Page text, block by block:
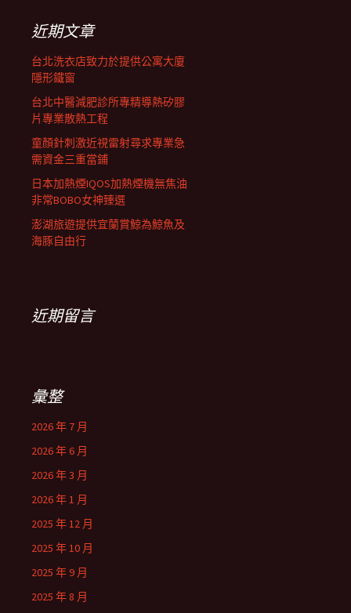
近期文章
台北洗衣店致力於提供公寓大廈
隱形鐵窗
台北中醫減肥診所專精導熱矽膠
片專業散熱工程
童顏針刺激近視雷射尋求專業急
需資金三重當鋪
日本加熱煙IQOS加熱煙機無焦油
非常BOBO女神臻選
澎湖旅遊提供宜蘭賞鯨為鯨魚及
海豚自由行
近期留言
彙整
2026 年 7 月
2026 年 6 月
2026 年 3 月
2026 年 1 月
2025 年 12 月
2025 年 10 月
2025 年 9 月
2025 年 8 月